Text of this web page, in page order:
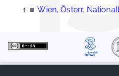
■ Wien, Österr.